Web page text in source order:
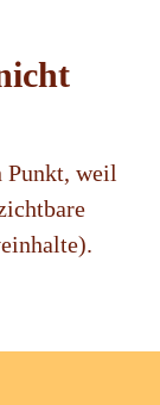
Punkt, weil